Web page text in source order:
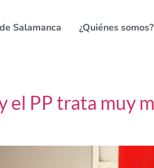
Salamanca ¿Quiénes somos?
el PP trata muy